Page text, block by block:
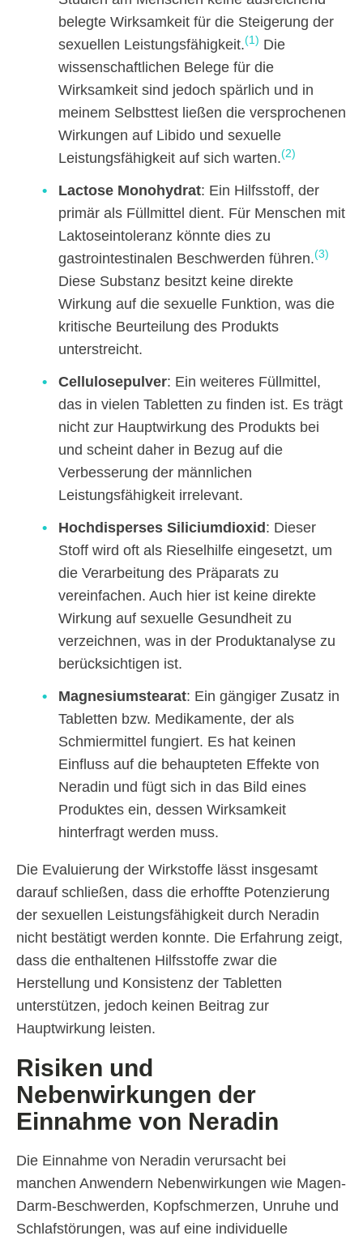
belegte Wirksamkeit für die Steigerung der
sexuellen Leistungsfähigkeit.(1) Die
wissenschaftlichen Belege für die
Wirksamkeit sind jedoch spärlich und in
meinem Selbsttest ließen die versprochenen
Wirkungen auf Libido und sexuelle
Leistungsfähigkeit auf sich warten.(2)
Lactose Monohydrat: Ein Hilfsstoff, der
primär als Füllmittel dient. Für Menschen mit
Laktoseintoleranz könnte dies zu
gastrointestinalen Beschwerden führen.(3)
Diese Substanz besitzt keine direkte
Wirkung auf die sexuelle Funktion, was die
kritische Beurteilung des Produkts
unterstreicht.
Cellulosepulver: Ein weiteres Füllmittel,
das in vielen Tabletten zu finden ist. Es trägt
nicht zur Hauptwirkung des Produkts bei
und scheint daher in Bezug auf die
Verbesserung der männlichen
Leistungsfähigkeit irrelevant.
Hochdisperses Siliciumdioxid : Dieser
Stoff wird oft als Rieselhilfe eingesetzt, um
die Verarbeitung des Präparats zu
vereinfachen. Auch hier ist keine direkte
Wirkung auf sexuelle Gesundheit zu
verzeichnen, was in der Produktanalyse zu
berücksichtigen ist.
Magnesiumstearat: Ein gängiger Zusatz in
Tabletten bzw. Medikamente, der als
Schmiermittel fungiert. Es hat keinen
Einfluss auf die behaupteten Effekte von
Neradin und fügt sich in das Bild eines
Produktes ein, dessen Wirksamkeit
hinterfragt werden muss.
Die Evaluierung der Wirkstoffe lässt insgesamt
darauf schließen, dass die erhoffte Potenzierung
der sexuellen Leistungsfähigkeit durch Neradin
nicht bestätigt werden konnte. Die Erfahrung zeigt,
dass die enthaltenen Hilfsstoffe zwar die
Herstellung und Konsistenz der Tabletten
unterstützen, jedoch keinen Beitrag zur
Hauptwirkung leisten.
Risiken und
Nebenwirkungen der
Einnahme von Neradin
Die Einnahme von Neradin verursacht bei
manchen Anwendern Nebenwirkungen wie Magen-
Darm-Beschwerden, Kopfschmerzen, Unruhe und
Schlafstörungen, was auf eine individuelle